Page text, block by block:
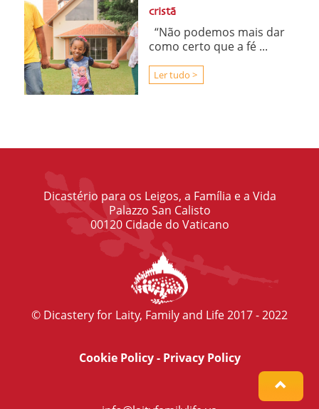
cristã
“Não podemos mais dar
como certo que a fé ...
Ler tudo >
Dicastério para os Leigos, a Família e a Vida
Palazzo San Calisto
00120 Cidade do Vaticano
© Dicastery for Laity, Family and Life 2017 - 2022
Cookie Policy- Privacy Policy